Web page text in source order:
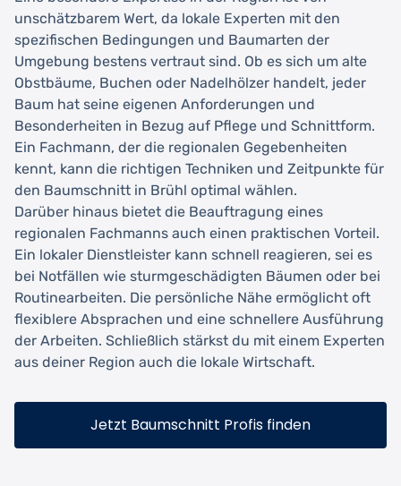
unschätzbarem Wert, da lokale Experten mit den
spezifischen Bedingungen und Baumarten der
Umgebung bestens vertraut sind. Ob es sich um alte
Obstbäume, Buchen oder Nadelhölzer handelt, jeder
Baum hat seine eigenen Anforderungen und
Besonderheiten in Bezug auf Pflege und Schnittform.
Ein Fachmann, der die regionalen Gegebenheiten
kennt, kann die richtigen Techniken und Zeitpunkte für
den Baumschnitt in Brühl optimal wählen.
Darüber hinaus bietet die Beauftragung eines
regionalen Fachmanns auch einen praktischen Vorteil.
Ein lokaler Dienstleister kann schnell reagieren, sei es
bei Notfällen wie sturmgeschädigten Bäumen oder bei
Routinearbeiten. Die persönliche Nähe ermöglicht oft
flexiblere Absprachen und eine schnellere Ausführung
der Arbeiten. Schließlich stärkst du mit einem Experten
aus deiner Region auch die lokale Wirtschaft.
Jetzt Baumschnitt Profis finden